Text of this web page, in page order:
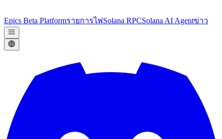
Epics Beta Platformรายการไพ่Solana RPCSolana AI Agentข่าว